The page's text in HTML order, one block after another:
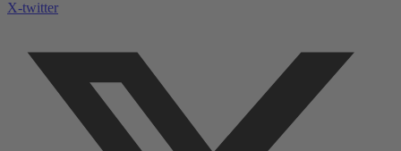
X-twitter